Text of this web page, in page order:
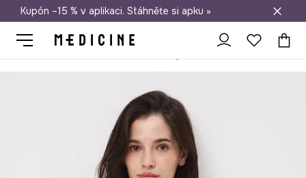
Doprava zdarma při nákupu nad 1 200 Kč
Kupón –15 % v aplikaci. Stáhněte si apku »